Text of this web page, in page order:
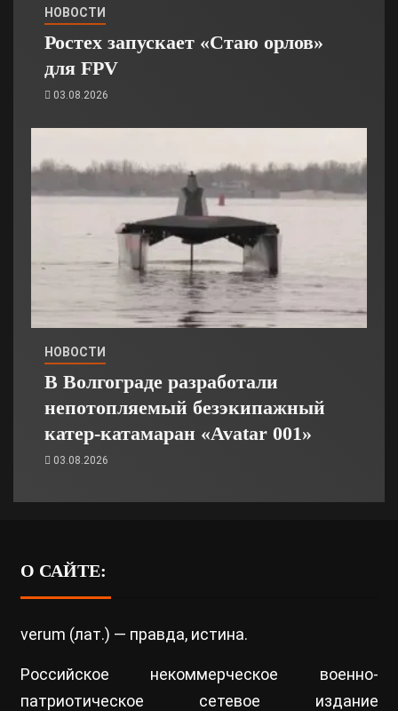
НОВОСТИ
Ростех запускает «Стаю орлов»
для FPV
03.08.2026
НОВОСТИ
В Волгограде разработали
непотопляемый безэкипажный
катер-катамаран «Avatar 001»
03.08.2026
О САЙТЕ:
verum (лат.) — правда, истина.
Российское некоммерческое военно-
патриотическое сетевое издание